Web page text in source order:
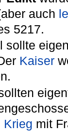
auch
5217.
sollte
Kaiser
Krieg mit